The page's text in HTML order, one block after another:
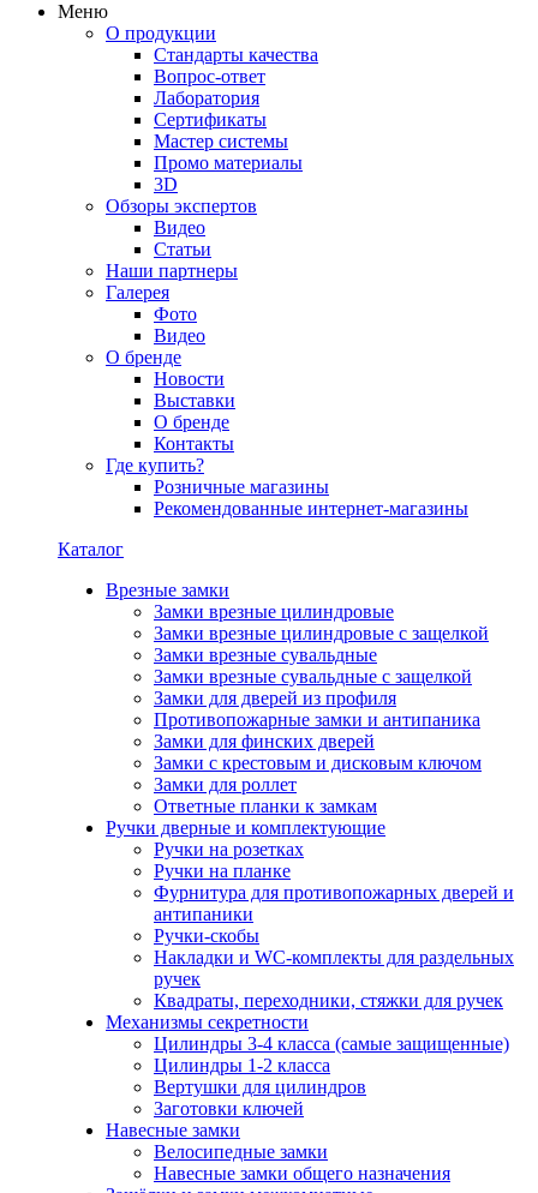
Меню
О продукции
Стандарты качества
Вопрос-ответ
Лаборатория
Сертификаты
Мастер системы
Промо материалы
3D
Обзоры экспертов
Видео
Статьи
Наши партнеры
Галерея
Фото
Видео
О бренде
Новости
Выставки
О бренде
Контакты
Где купить?
Розничные магазины
Рекомендованные интернет-магазины
Каталог
Врезные замки
Замки врезные цилиндровые
Замки врезные цилиндровые с защелкой
Замки врезные сувальдные
Замки врезные сувальдные с защелкой
Замки для дверей из профиля
Противопожарные замки и антипаника
Замки для финских дверей
Замки с крестовым и дисковым ключом
Замки для роллет
Ответные планки к замкам
Ручки дверные и комплектующие
Ручки на розетках
Ручки на планке
Фурнитура для противопожарных дверей и
антипаники
Ручки-скобы
Накладки и WC-комплекты для раздельных
ручек
Квадраты, переходники, стяжки для ручек
Механизмы секретности
Цилиндры 3-4 класса (самые защищенные)
Цилиндры 1-2 класса
Вертушки для цилиндров
Заготовки ключей
Навесные замки
Велосипедные замки
Навесные замки общего назначения